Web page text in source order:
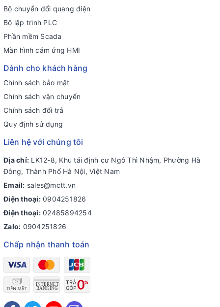
Bộ chuyển đổi quang điện
Bộ lập trình PLC
Phần mềm Scada
Màn hình cảm ứng HMI
Dành cho khách hàng
Chính sách bảo mật
Chính sách vận chuyển
Chính sách đổi trả
Quy định sử dụng
Liên hệ với chúng tôi
Địa chỉ: LK12-8, Khu tái định cư Ngô Thì Nhậm, Phường Hà
Đông, Thành Phố Hà Nội, Việt Nam
Email: sales@mctt.vn
Điện thoại: 0904251826
Điện thoại: 02485894254
Zalo: 0904251826
Chấp nhận thanh toán